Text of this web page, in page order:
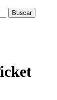
Buscar